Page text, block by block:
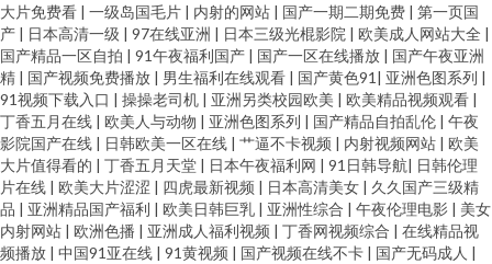
大片免费看 | 一级岛国毛片 | 内射的网站 | 国产一期二期免费 | 第一页国
产 | 日本高清一级 | 97在线亚洲 | 日本三级光棍影院 | 欧美成人网站大全 |
国产精品一区自拍 | 91午夜福利国产 | 国产一区在线播放 | 国产午夜亚洲
精 | 国产视频免费播放 | 男生福利在线观看 | 国产黄色91 | 亚洲色图系列 |
91视频下载入口 | 操操老司机 | 亚洲另类校园欧美 | 欧美精品视频观看 |
丁香五月在线 | 欧美人与动物 | 亚洲色图系列 | 国产精品自拍乱伦 | 午夜
影院国产在线 | 日韩欧美一区在线 | 艹逼不卡视频 | 内射视频网站 | 欧美
大片值得看的 | 丁香五月天堂 | 日本午夜福利网 | 91日韩导航| 日韩伦理
片在线 | 欧美大片涩涩 | 四虎最新视频 | 日本高清美女 | 久久国产三级精
品 | 亚洲精品国产福利 | 欧美日韩巨乳 | 亚洲性综合 | 午夜伦理电影 | 美女
内射网站 | 欧洲色播 | 亚洲成人福利视频 | 丁香网视频综合 | 在线精品视
频播放 | 中国91亚在线 | 91黄视频 | 国产视频在线不卡 | 国产无码成人 |